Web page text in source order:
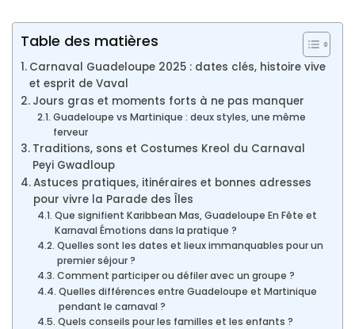
Table des matières
Carnaval Guadeloupe 2025 : dates clés, histoire vive
et esprit de Vaval
Jours gras et moments forts à ne pas manquer
Guadeloupe vs Martinique : deux styles, une même
ferveur
Traditions, sons et Costumes Kreol du Carnaval
Peyi Gwadloup
Astuces pratiques, itinéraires et bonnes adresses
pour vivre la Parade des Îles
Que signifient Karibbean Mas, Guadeloupe En Fête et
Karnaval Émotions dans la pratique ?
Quelles sont les dates et lieux immanquables pour un
premier séjour ?
Comment participer ou défiler avec un groupe ?
Quelles différences entre Guadeloupe et Martinique
pendant le carnaval ?
Quels conseils pour les familles et les enfants ?